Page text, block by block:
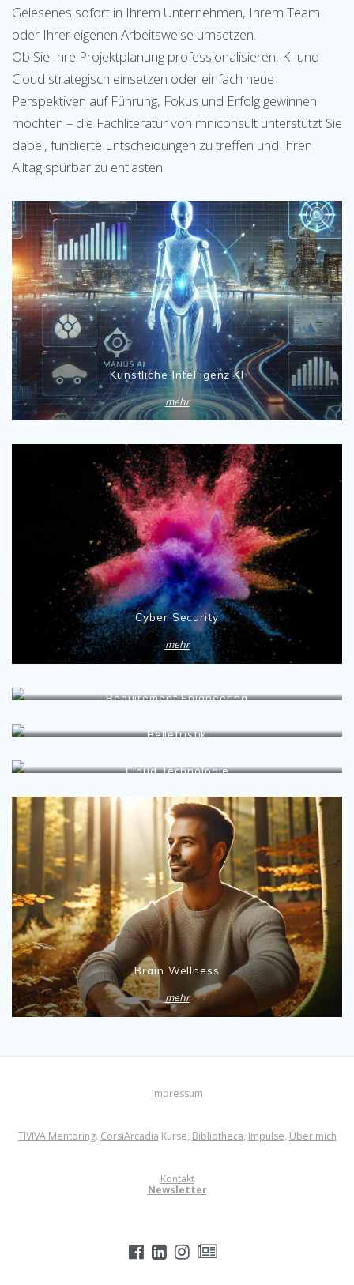
Gelesenes sofort in Ihrem Unternehmen, Ihrem Team
oder Ihrer eigenen Arbeitsweise umsetzen.
Ob Sie Ihre Projektplanung professionalisieren, KI und
Cloud strategisch einsetzen oder einfach neue
Perspektiven auf Führung, Fokus und Erfolg gewinnen
möchten – die Fachliteratur von mniconsult unterstützt Sie
dabei, fundierte Entscheidungen zu treffen und Ihren
Alltag spürbar zu entlasten.
Künstliche Intelligenz KI
mehr
Cyber Security
mehr
Requirement Enigneering
Belletristik
Cloud Technologie
mehr
Brain Wellness
mehr
Impressum
TIVIVA Mentoring. CorsiArcadia Kurse, Bibliotheca, Impulse, Über mich
Kontakt
Newsletter